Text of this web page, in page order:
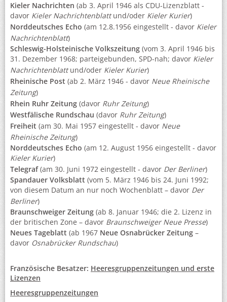
Kieler Nachrichten (ab 3. April 1946 als CDU-Lizenzblatt -
davor Kieler Nachrichtenblattund/oder Kieler Kurier)
Norddeutsches Echo (am 12.8.1956 eingestellt - davor Kieler
Nachrichtenblatt)
Schleswig-Holsteinische Volkszeitung (vom 3. April 1946 bis
31. Dezember 1968; parteigebunden, SPD-nah; davor Kieler
Nachrichtenblattund/oder Kieler Kurier)
Rheinische Post (ab 2. März 1946 - davor Neue Rheinische
Zeitung)
Rhein Ruhr Zeitung (davor Ruhr Zeitung)
Westfälische Rundschau (davor Ruhr Zeitung)
Freiheit (am 30. Mai 1957 eingestellt - davor Neue
Rheinische Zeitung)
Norddeutsches Echo (am 12. August 1956 eingestellt - davor
Kieler Kurier)
Telegraf(am 30. Juni 1972 eingestellt - davor Der Berliner)
Spandauer Volksblatt (vom 5. März 1946 bis 24. Juni 1992;
von diesem Datum an nur noch Wochenblatt – davor Der
Berliner)
Braunschweiger Zeitung (ab 8. Januar 1946; die 2. Lizenz in
der britischen Zone – davor Braunschweiger Neue Presse)
Neues Tageblatt (ab 1967 Neue Osnabrücker Zeitung –
davor Osnabrücker Rundschau)
Französische Besatzer: Heeresgruppenzeitungen und erste
Lizenzen
Heeresgruppenzeitungen